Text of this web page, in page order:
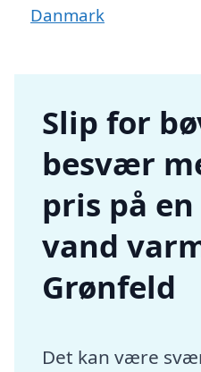
Danmark
Slip for
besvær
pris på
vand
Grønfeld
Det kan være